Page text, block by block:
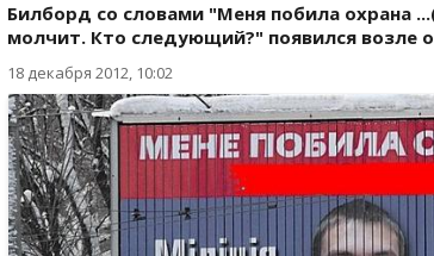
Билборд со словами "Меня побила охрана
молчит. Кто следующий?" появился возле
18 декабря 2012, 10:02